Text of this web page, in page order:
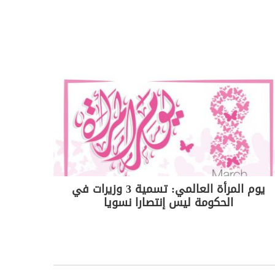
يوم المرأة العالمي: تسمية 3 وزيرات في
الحكومة ليس إنتصارا نسويا